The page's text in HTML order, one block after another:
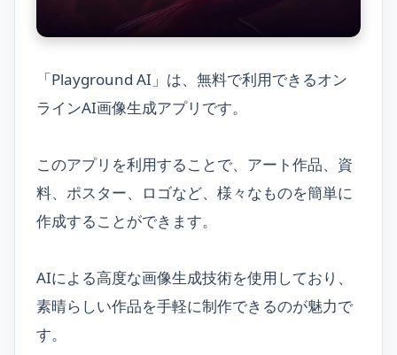
「Playground AI」は、無料で利用できるオン
ラインAI画像生成アプリです。
このアプリを利用することで、アート作品、資
料、ポスター、ロゴなど、様々なものを簡単に
作成することができます。
AIによる高度な画像生成技術を使用しており、
素晴らしい作品を手軽に制作できるのが魅力で
す。